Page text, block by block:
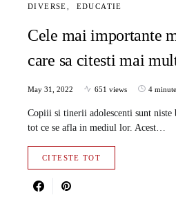
DIVERSE EDUCATIE
Cele mai importante
care sa citesti mai
May 31, 2022 651 views 4
Copiii si tinerii adolescenti sunt niste
tot ce se afla in mediul lor. Acest…
CITESTE TOT